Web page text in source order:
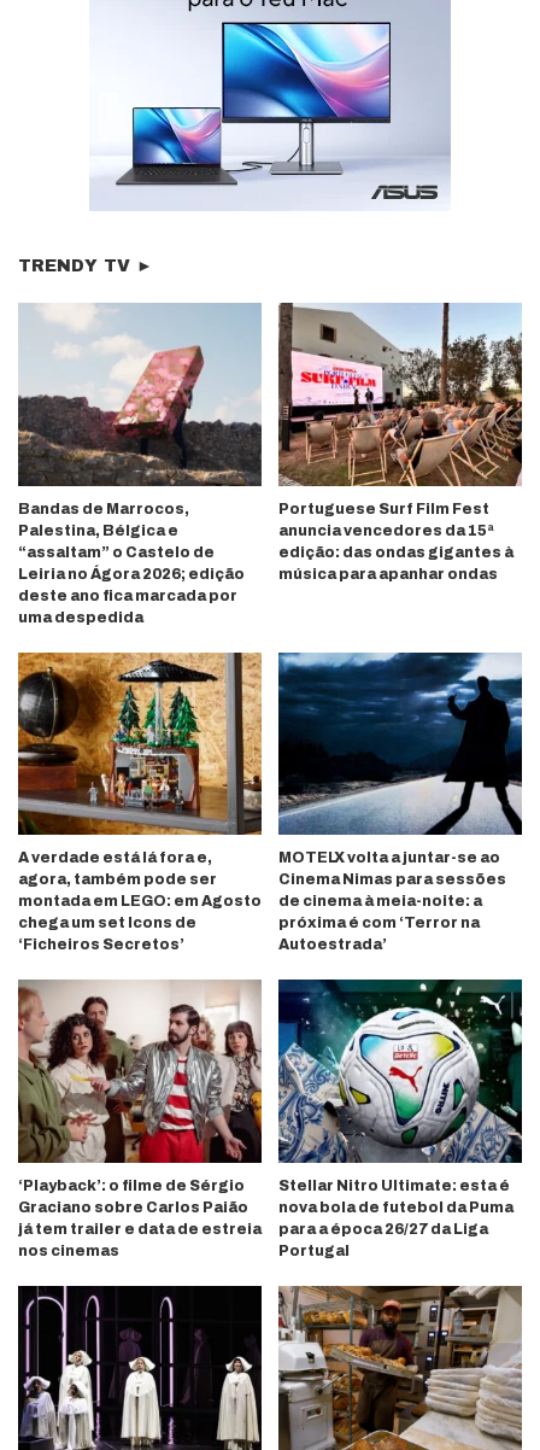
TRENDY TV ►
Bandas de Marrocos,
Palestina, Bélgica e
“assaltam” o Castelo de
Leiria no Ágora 2026; edição
deste ano fica marcada por
uma despedida
Portuguese Surf Film Fest
anuncia vencedores da 15ª
edição: das ondas gigantes à
música para apanhar ondas
A verdade está lá fora e,
agora, também pode ser
montada em LEGO: em Agosto
chega um set Icons de
‘Ficheiros Secretos’
MOTELX volta a juntar-se ao
Cinema Nimas para sessões
de cinema à meia-noite: a
próxima é com ‘Terror na
Autoestrada’
‘Playback’: o filme de Sérgio
Graciano sobre Carlos Paião
já tem trailer e data de estreia
nos cinemas
Stellar Nitro Ultimate: esta é
nova bola de futebol da Puma
para a época 26/27 da Liga
Portugal